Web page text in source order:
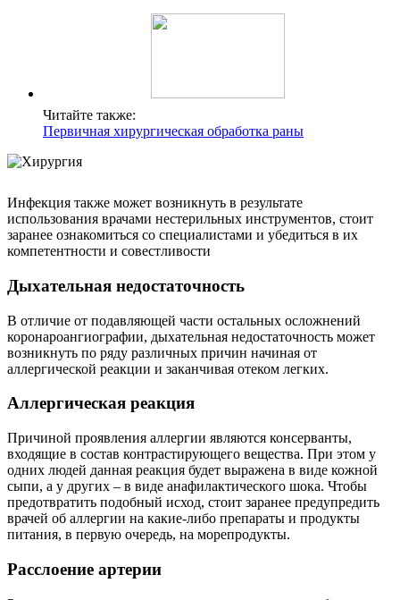
Читайте также:
Первичная хирургическая обработка раны
Инфекция также может возникнуть в результате
использования врачами нестерильных инструментов, стоит
заранее ознакомиться со специалистами и убедиться в их
компетентности и совестливости
Дыхательная недостаточность
В отличие от подавляющей части остальных осложнений
коронароангиографии, дыхательная недостаточность может
возникнуть по ряду различных причин начиная от
аллергической реакции и заканчивая отеком легких.
Аллергическая реакция
Причиной проявления аллергии являются консерванты,
входящие в состав контрастирующего вещества. При этом у
одних людей данная реакция будет выражена в виде кожной
сыпи, а у других – в виде анафилактического шока. Чтобы
предотвратить подобный исход, стоит заранее предупредить
врачей об аллергии на какие-либо препараты и продукты
питания, в первую очередь, на морепродукты.
Расслоение артерии